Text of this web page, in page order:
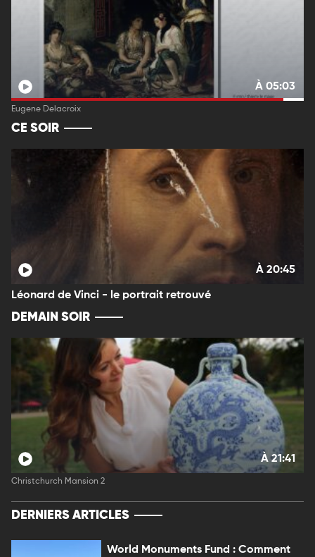
À 05:03
Eugene Delacroix
CE SOIR
À 20:45
Léonard de Vinci - le portrait retrouvé
DEMAIN SOIR
À 21:41
Christchurch Mansion 2
DERNIERS ARTICLES
World Monuments Fund : Comment